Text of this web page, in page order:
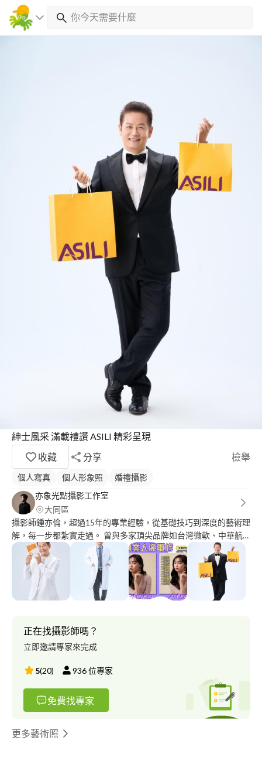
紳士風采 滿載禮讚 ASILI 精彩呈現
收藏
分享 檢舉
個人寫真 個人形象照
婚禮攝影
亦象光點攝影工作室
大同區
攝影師鍾亦倫，超過15年的專業經驗，從基礎技巧到深度的藝術理
解，每一步都紮實走過。 曾與多家頂尖品牌如台灣微軟、中華航
空，以及知名代言人如徐乃麟、女神林莎進行合作，打造出令人難
忘的影像廣告和封面照片。 擅長與客戶和團隊進行深度的溝通，
確保每一次的合作都能夠達到最佳的效果。 想經營自己的品牌，
建立屬於自己的事業，那您一定需要有好的呈現，才不枉費您對事
業的熱情！
正在找攝影師嗎？
立即邀請專家來完成
5(20) 936位專家
免費找專家
更多藝術照